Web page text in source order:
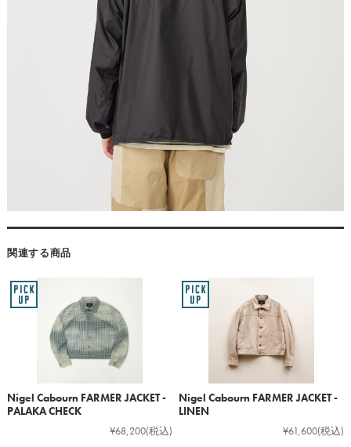
関連する商品
Nigel Cabourn FARMER JACKET -
PALAKA CHECK
¥68,200(税込)
Nigel Cabourn FARMER JACKET -
LINEN
¥61,600(税込)